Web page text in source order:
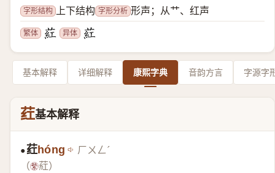
字形结构
上下结构 字形分析 形声；从艹、红声
繁体 异体
基本解释 详细解释 康熙字典 音韵方言 字源字
荭基本解释
●荭hóng ㄏㄨㄥˊ
（
葒）